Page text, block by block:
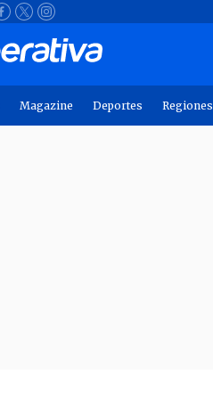
Magazine Deportes Regiones